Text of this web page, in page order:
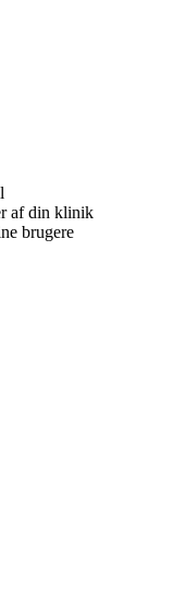
af din klinik
brugere